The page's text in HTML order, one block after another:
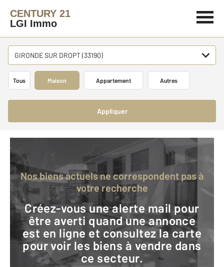
CENTURY 21
LGI Immo
GIRONDE SUR DROPT (33190)
Tous Maison Appartement Autres
Appliquer
Nos biens actuels ne correspondent pas à
votre recherche
Créez-vous une alerte mail pour
être averti quand une annonce
est en ligne et consultez la carte
pour voir les biens à vendre dans
ce secteur.